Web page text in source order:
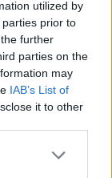
utilized by
prior to
further
parties on the
may
IAB’s List of
it to other
Οι
ένα άλλο
τη χώρα.